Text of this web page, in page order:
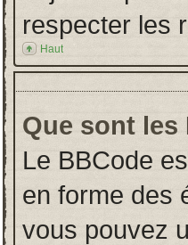
respecter les
Haut
Que sont les
Le BBCode
en forme des
vous pouvez